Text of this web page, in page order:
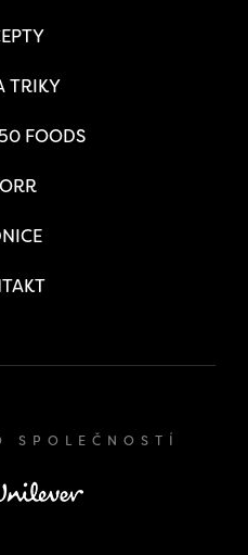
TRIKY
FOODS
SPOLEČNOSTÍ